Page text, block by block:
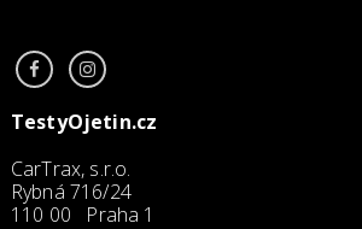
TestyOjetin.cz
CarTrax, s.r.o.
Rybná 716/24
110 00 Praha 1